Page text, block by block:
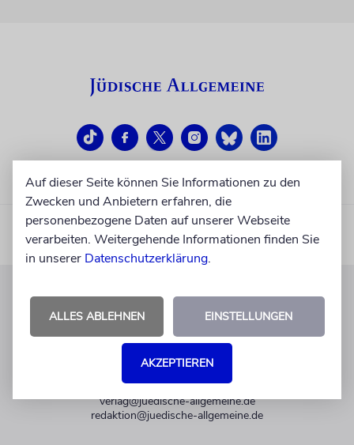
KUNDENSERVICE
+49 30 275833 0
Mo-Do 9-17 Uhr
verlag@juedische-allgemeine.de
redaktion@juedische-allgemeine.de
Auf dieser Seite können Sie Informationen zu den
Zwecken und Anbietern erfahren, die
personenbezogene Daten auf unserer Webseite
verarbeiten. Weitergehende Informationen finden Sie
in unserer Datenschutzerklärung.
ALLES ABLEHNEN EINSTELLUNGEN
AKZEPTIEREN